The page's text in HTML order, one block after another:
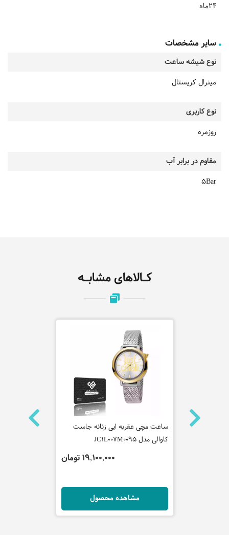
24ماه
سایر مشخصات
نوع شیشه ساعت
مینرال کریستال
نوع کاربری
روزمره
مقاوم در برابر آب
5Bar
کـالاهای مشابـه
ساعت مچی عقربه ایی زنانه جاست
کاوالی مدل JC1L007M0095
19,100,000 تومان
مشاهده محصول